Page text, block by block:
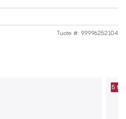
Tuote #: 99996252104
5